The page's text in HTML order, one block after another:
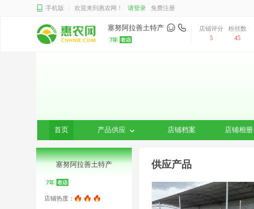
手机版 欢迎来到惠农网！ 请登录 免费注册
塞努阿拉善土特产
店铺评分
5
粉丝数
45
首页 产品供应 店铺档案 店铺相册
塞努阿拉善土特产
店铺热度：
供应产品